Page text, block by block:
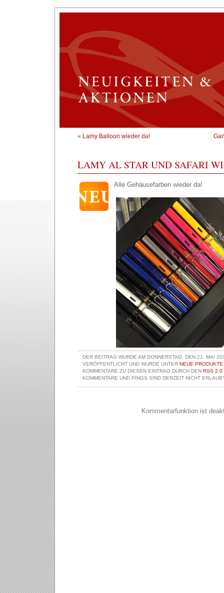
« Lamy Balloon wieder da!
LAMY AL STAR UND SAFARI
Alle Gehäusefarben wieder da!
DER BEITRAG WURDE AM DONNERSTAG, DEN 21. MAI
VERÖFFENTLICHT UND WURDE UNTER NEUE PRODUKTE
KOMMENTARE ZU DIESEN EINTRAG DURCH DEN RSS 2.0
KOMMENTARE UND PINGS SIND DERZEIT NICHT
Kommentarfunktion ist